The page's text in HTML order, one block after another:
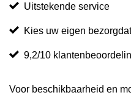
Uitstekende service
Kies uw eigen
9,2/10
Voor beschikbaarheid en